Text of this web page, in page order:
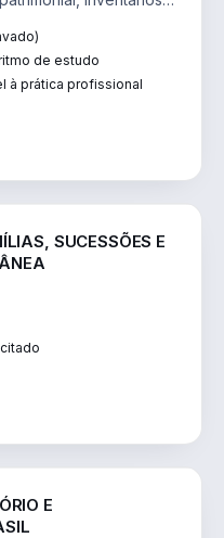
de estudo
à prática profissional
SUCESSÕES E
E